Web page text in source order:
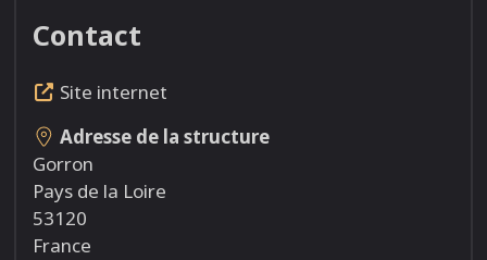
Contact
Site internet
Adresse de la structure
Gorron
Pays de la Loire
53120
France